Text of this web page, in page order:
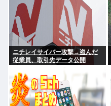
ニチレイサイバー攻撃→盗んだ
従業員、取引先データ公開